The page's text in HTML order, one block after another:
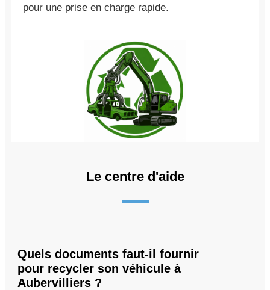
pour une prise en charge rapide.
Le centre d'aide
Quels documents faut-il fournir
pour recycler son véhicule à
Aubervilliers ?